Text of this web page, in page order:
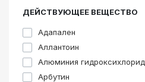
Здоровье и питание
ТОП товары
Акции
Комплексная терапия
ДЕЙСТВУЮЩЕЕ ВЕЩЕСТВО
Адапален
Аллантоин
Алюминия гидроксихлорид
Арбутин